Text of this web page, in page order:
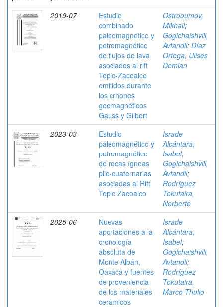
2019-07
Estudio
combinado
paleomagnético y
petromagnético
de flujos de lava
asociados al rift
Tepic-Zacoalco
emitidos durante
los crhones
geomagnéticos
Gauss y Gilbert
Ostrooumov,
Mikhail;
Gogichaishvili,
Avtandil; Díaz
Ortega, Ulises
Demian
2023-03
Estudio
paleomagnético y
petromagnético
de rocas ígneas
plio-cuaternarias
asociadas al Rift
Tepic Zacoalco
Israde
Alcántara,
Isabel;
Gogichaishvili,
Avtandil;
Rodríguez
Tokutaira,
Norberto
2025-06
Nuevas
aportaciones a la
cronología
absoluta de
Monte Albán,
Oaxaca y fuentes
de proveniencia
de los materiales
cerámicos
Israde
Alcántara,
Isabel;
Gogichaishvili,
Avtandil;
Rodríguez
Tokutaira,
Marco Thulio